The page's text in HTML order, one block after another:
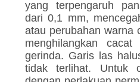
yang terpengaruh
dari 0,1 mm,
atau perubahan warna
menghilangkan
gerinda. Garis las
tidak terlihat. Untuk